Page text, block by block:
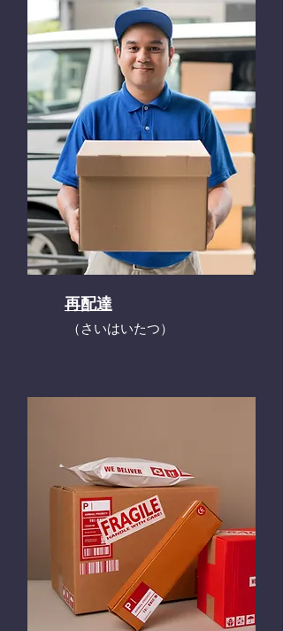
再配達
​（さいはいたつ）